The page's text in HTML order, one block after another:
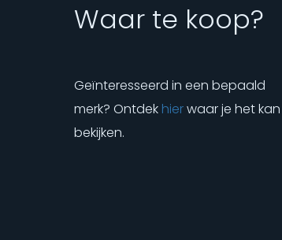
Waar te koop?
Geïnteresseerd in een bepaald
merk? Ontdek hierwaar je het kan
bekijken.